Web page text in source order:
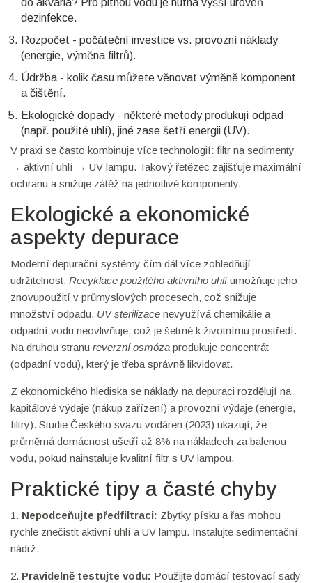
do akvária? Pro pitnou vodu je nutná vyšší úroveň
dezinfekce.
Rozpočet - počáteční investice vs. provozní náklady
(energie, výměna filtrů).
Údržba - kolik času můžete věnovat výměně komponent
a čištění.
Ekologické dopady - některé metody produkují odpad
(např. použité uhlí), jiné zase šetří energii (UV).
V praxi se často kombinuje více technologií: filtr na sedimenty
→ aktivní uhlí → UV lampu. Takový řetězec zajišťuje maximální
ochranu a snižuje zátěž na jednotlivé komponenty.
Ekologické a ekonomické
aspekty depurace
Moderní depurační systémy čím dál více zohledňují
udržitelnost. Recyklace použitého aktivního uhlíumožňuje jeho
znovupoužití v průmyslových procesech, což snižuje
množství odpadu. UV sterilizace nevyužívá chemikálie a
odpadní vodu neovlivňuje, což je šetrné k životnímu prostředí.
Na druhou stranu reverzní osmóza produkuje concentrát
(odpadní vodu), který je třeba správně likvidovat.
Z ekonomického hlediska se náklady na depuraci rozdělují na
kapitálové výdaje (nákup zařízení) a provozní výdaje (energie,
filtry). Studie Českého svazu vodáren (2023) ukazují, že
průměrná domácnost ušetří až 8% na nákladech za balenou
vodu, pokud nainstaluje kvalitní filtr s UV lampou.
Praktické tipy a časté chyby
1. Nepodceňujte předfiltraci: Zbytky písku a řas mohou
rychle znečistit aktivní uhlí a UV lampu. Instalujte sedimentační
nádrž.
2. Pravidelně testujte vodu: Použijte domácí testovací sady